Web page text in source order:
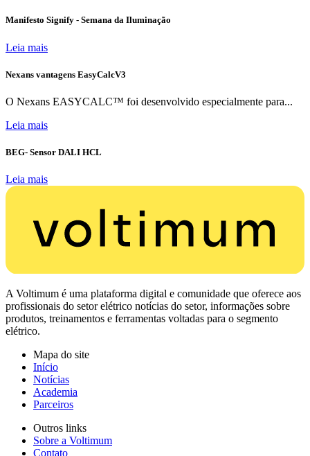
Manifesto Signify - Semana da Iluminação
Leia mais
Nexans vantagens EasyCalcV3
O Nexans EASYCALC™ foi desenvolvido especialmente para...
Leia mais
BEG- Sensor DALI HCL
Leia mais
A Voltimum é uma plataforma digital e comunidade que oferece aos
profissionais do setor elétrico notícias do setor, informações sobre
produtos, treinamentos e ferramentas voltadas para o segmento
elétrico.
Mapa do site
Início
Notícias
Academia
Parceiros
Outros links
Sobre a Voltimum
Contato